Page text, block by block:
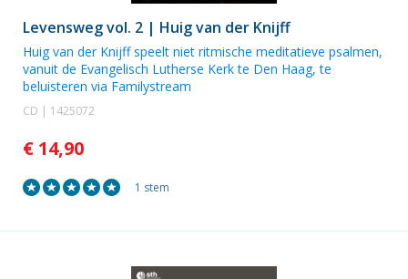
Levensweg vol. 2 | Huig van der Knijff
Huig van der Knijffspeelt niet ritmische meditatieve psalmen,
vanuit de Evangelisch Lutherse Kerk te Den Haag, te
beluisteren via Familystream
CD | 1425072
€ 14,90
1 stem